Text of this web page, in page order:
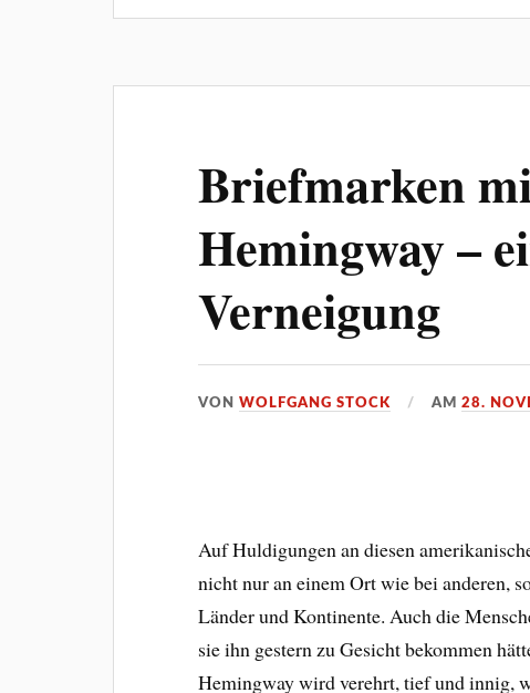
Briefmarken
Hemingway –
Verneigung
VONWOLFGANG STOCK AM28.
Auf Huldigungen an diesen
nicht nur an einem Ort wie bei anderen,
Länder und Kontinente. Auch die
sie ihn gestern zu Gesicht bekommen
Hemingway wird verehrt, tief und innig,